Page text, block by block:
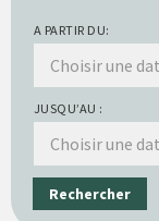
A PARTIR DU:
JUSQU’AU :
Rechercher